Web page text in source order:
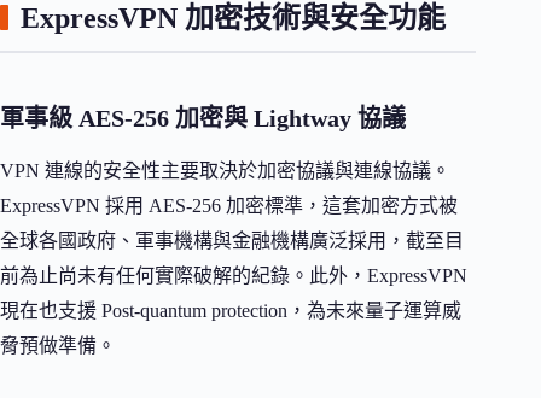
ExpressVPN 加密技術與安全功能
軍事級 AES-256 加密與 Lightway 協議
VPN 連線的安全性主要取決於加密協議與連線協議。
ExpressVPN 採用 AES-256 加密標準，這套加密方式被
全球各國政府、軍事機構與金融機構廣泛採用，截至目
前為止尚未有任何實際破解的紀錄。此外，ExpressVPN
現在也支援 Post-quantum protection，為未來量子運算威
脅預做準備。